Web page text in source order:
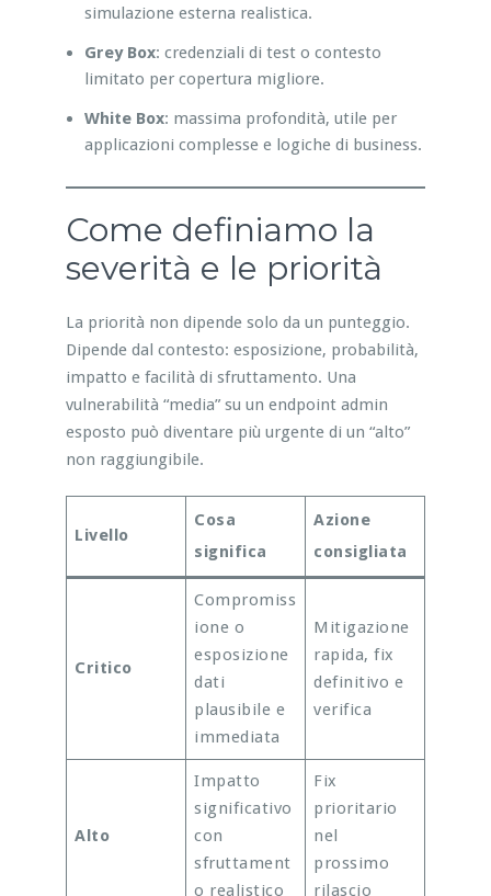
simulazione esterna realistica.
Grey Box: credenziali di test o contesto
limitato per copertura migliore.
White Box: massima profondità, utile per
applicazioni complesse e logiche di business.
Come definiamo la
severità e le priorità
La priorità non dipende solo da un punteggio.
Dipende dal contesto: esposizione, probabilità,
impatto e facilità di sfruttamento. Una
vulnerabilità “media” su un endpoint admin
esposto può diventare più urgente di un “alto”
non raggiungibile.
Livello
Cosa
significa
Azione
consigliata
Critico
Compromiss
ione o
esposizione
dati
plausibile e
immediata
Mitigazione
rapida, fix
definitivo e
verifica
Alto
Impatto
significativo
con
sfruttament
o realistico
Fix
prioritario
nel
prossimo
rilascio